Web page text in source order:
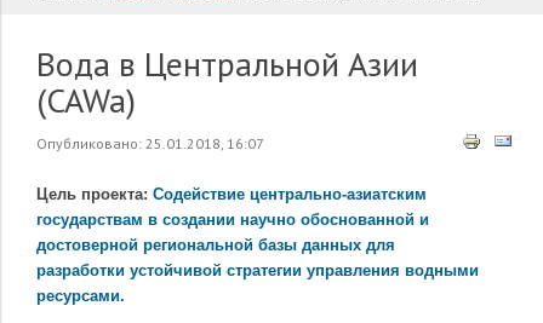
Вода в Центральной Азии
(CAWa)
Опубликовано: 25.01.2018, 16:07
Цель проекта: Содействие центрально-азиатским
государствам в создании научно обоснованной и
достоверной региональной базы данных для
разработки устойчивой стратегии управления водными
ресурсами.